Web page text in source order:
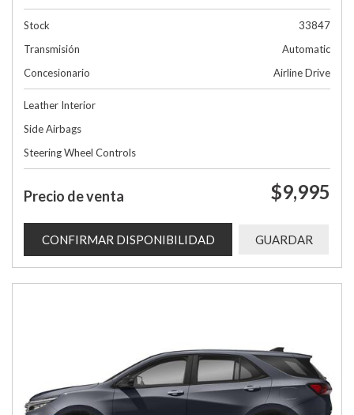
Stock
33847
Transmisión
Automatic
Concesionario
Airline Drive
Leather Interior
Side Airbags
Steering Wheel Controls
Precio de venta $9,995
CONFIRMAR DISPONIBILIDAD GUARDAR